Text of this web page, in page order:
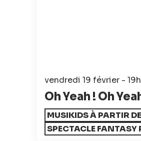
vendredi 19 février - 19h
Oh Yeah ! Oh
MUSIKIDS À PARTIR
SPECTACLE FANTASY